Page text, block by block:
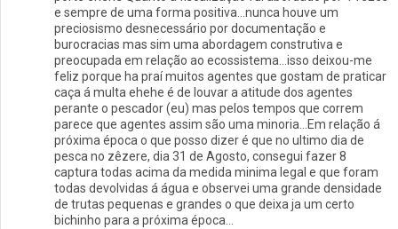
e sempre de uma forma positiva…nunca houve um
preciosismo desnecessário por documentação e
burocracias mas sim uma abordagem construtiva e
preocupada em relação ao ecossistema…isso deixou-me
feliz porque ha praí muitos agentes que gostam de praticar
caça á multa ehehe é de louvar a atitude dos agentes
perante o pescador (eu) mas pelos tempos que correm
parece que agentes assim são uma minoria…Em relação á
próxima época o que posso dizer é que no ultimo dia de
pesca no zêzere, dia 31 de Agosto, consegui fazer 8
captura todas acima da medida minima legal e que foram
todas devolvidas á água e observei uma grande densidade
de trutas pequenas e grandes o que deixa ja um certo
bichinho para a próxima época…